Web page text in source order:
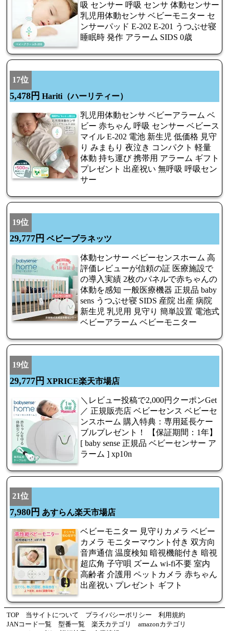
吸 センサー 呼吸 センサ 体動センサー
乳児用体動センサ ベビーモニター セ
ンサーパッド E-202 E-201 うつぶせ寝
睡眠時 発作 アラーム SIDS 0歳
17位
5,478円 Hariti（ハーリティー）
乳児用体動センサ ベビーアラーム ベ
ビー 赤ちゃん 呼吸 センサー ベビース
マイル E-202 電池 新生児 低価格 見守
り みまもり 夜泣き コンパクト 軽量
体動 持ち運び 携帯用 アラーム ギフト
プレゼント 出産祝い 無呼吸 呼吸セン
サー
19位
29,777円 ベビープラネッツ
体動センサー ベビーセンスホーム 高
評価レビューが信頼の証 医療施設で
の導入実績 2枚のパネルで赤ちゃんの
体動を感知 一般医療機器 正規品 baby
sens うつぶせ寝 SIDS 産院 出産 病院
新生児 乳児用 見守り 簡単設置 電池式
ベビーアラーム ベビーモニター
19位
29,777円 XPRICE楽天市場店
＼レビュー投稿で2,000円クーポンGet
／ 正規販売店 ベビーセンス ベビーセ
ンスホーム 購入特典：専用延長ケー
ブルプレゼント！ 【保証期間：1年】
[ baby sense 正規品 ベビーセンサー ア
ラーム ] xp10n
21位
7,980円 あすらん楽天市場店
ベビーモニター 見守りカメラ ベビー
カメラ モニターマウント付き 双方向
音声通信 温度検知 暗視機能付き 暗視
超広角 子守唄 ズーム wi-fi不要 室内
高齢者 介護用 ペットカメラ 赤ちゃん
出産祝い プレゼント ギフト
TOP 当サイトについて プライバシーポリシー
利用規約
JANコード一覧
型番一覧 楽天カテゴリ
amazonカテゴリ